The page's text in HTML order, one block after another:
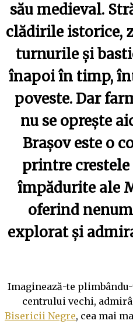
său medieval.
clădirile istorice,
turnurile și
înapoi în timp,
poveste. Dar
nu se oprește
Brașov este o
printre
împădurite ale
oferind
explorat și
Imaginează-te
centrului vechi,
Bisericii Negre, cea mai